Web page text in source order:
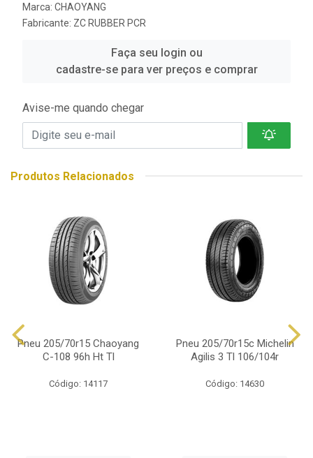
Marca: CHAOYANG
Fabricante: ZC RUBBER PCR
Faça seu login ou
cadastre-se para ver preços e comprar
Avise-me quando chegar
Produtos Relacionados
Pneu 205/70r15 Chaoyang
C-108 96h Ht Tl
Código: 14117
Pneu 205/70r15c Michelin
Agilis 3 Tl 106/104r
Código: 14630